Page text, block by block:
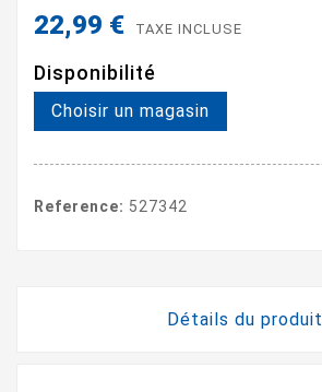
22,99 € TAXE INCLUSE
Disponibilité
Choisir un magasin
Reference: 527342
Détails du produit